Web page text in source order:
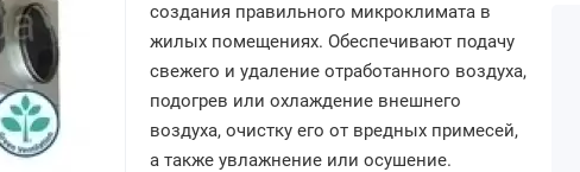
создания правильного микроклимата в
жилых помещениях. Обеспечивают подачу
свежего и удаление отработанного воздуха,
подогрев или охлаждение внешнего
воздуха, очистку его от вредных примесей,
а также увлажнение или осушение.